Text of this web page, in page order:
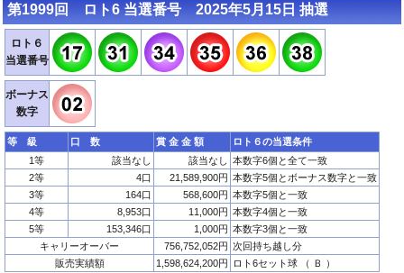
第1999回 ロト6 当選番号 2025年5月15日 抽選
ロト６
当選番号
ボーナス
数字
等 級 口 数 賞 金 金 額
ロト６の当選条件
1等
該当なし 該当なし 本数字6個と全て一致
2等
4口 21,589,900円 本数字5個とボーナス数字と一致
3等
164口 568,600円 本数字5個と一致
4等
8,953口 11,000円 本数字4個と一致
5等
153,346口 1,000円 本数字3個と一致
キャリーオーバー
756,752,052円 次回持ち越し分
販売実績額
1,598,624,200円 ロト6セット球 （ Ｂ ）